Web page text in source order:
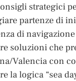
strategici
partenze di
di
soluzioni che
Valencia con
la logica “sea